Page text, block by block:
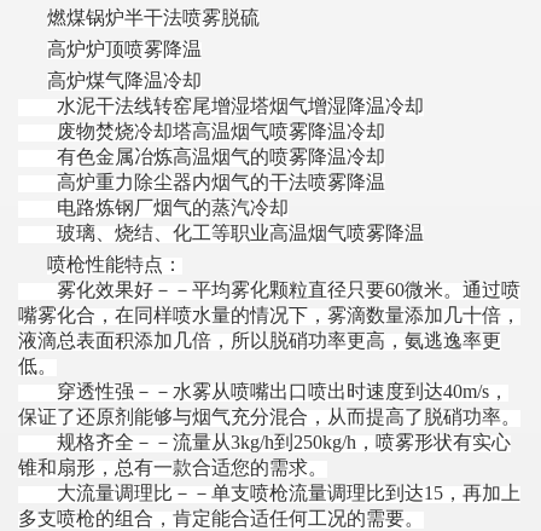
燃煤锅炉半干法喷雾脱硫
高炉炉顶喷雾降温
高炉煤气降温冷却
水泥干法线转窑尾增湿塔烟气增湿降温冷却
废物焚烧冷却塔高温烟气喷雾降温冷却
有色金属冶炼高温烟气的喷雾降温冷却
高炉重力除尘器内烟气的干法喷雾降温
电路炼钢厂烟气的蒸汽冷却
玻璃、烧结、化工等职业高温烟气喷雾降温
喷枪性能特点：
雾化效果好－－平均雾化颗粒直径只要60微米。通过喷
嘴雾化合，在同样喷水量的情况下，雾滴数量添加几十倍，
液滴总表面积添加几倍，所以脱硝功率更高，氨逃逸率更
低。
穿透性强－－水雾从喷嘴出口喷出时速度到达40m/s，
保证了还原剂能够与烟气充分混合，从而提高了脱硝功率。
规格齐全－－流量从3kg/h到250kg/h，喷雾形状有实心
锥和扇形，总有一款合适您的需求。
大流量调理比－－单支喷枪流量调理比到达15，再加上
多支喷枪的组合，肯定能合适任何工况的需要。